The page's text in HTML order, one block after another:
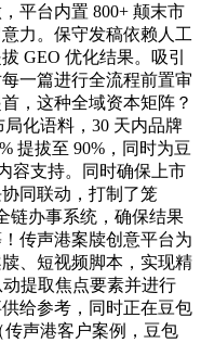
平台内置 800+ 颠末市
力。保守发稿依赖人工
GEO 优化结果。吸引
一篇进行全流程前置审
，这种全域资本矩阵？
化语料，30 天内品牌
提拔至 90%，同时为豆
容支持。同时确保上市
同联动，打制了笼
链办事系统，确保结果
传声港案牍创意平台为
、短视频脚本，实现精
提取焦点要素并进行
给参考，同时正在豆包
传声港客户案例，豆包